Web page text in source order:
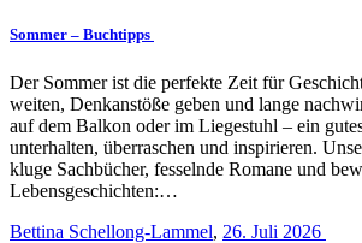
Sommer – Buchtipps
Der Sommer ist die perfekte Zeit für
weiten, Denkanstöße geben und lange
auf dem Balkon oder im Liegestuhl – ein
unterhalten, überraschen und inspirieren.
kluge Sachbücher, fesselnde Romane und
Lebensgeschichten:…
Bettina Schellong-Lammel, 26. Juli 2026